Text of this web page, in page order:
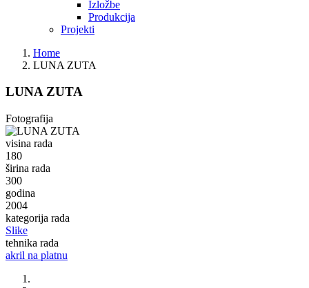
Izložbe
Produkcija
Projekti
Home
LUNA ZUTA
LUNA ZUTA
Fotografija
visina rada
180
širina rada
300
godina
2004
kategorija rada
Slike
tehnika rada
akril na platnu